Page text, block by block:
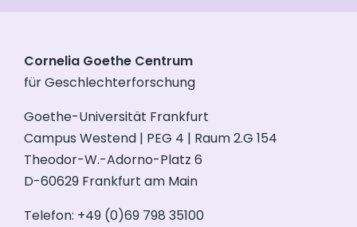
Cornelia Goethe Centrum
für Geschlechterforschung
Goethe-Universität Frankfurt
Campus Westend | PEG 4 | Raum 2.G 154
Theodor-W.-Adorno-Platz 6
D-60629 Frankfurt am Main
Telefon: +49 (0)69 798 35100